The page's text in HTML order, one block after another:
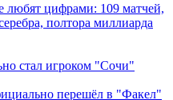
цифрами: 109 матчей,
полтора миллиарда
стал игроком "Сочи"
перешёл в "Факел"